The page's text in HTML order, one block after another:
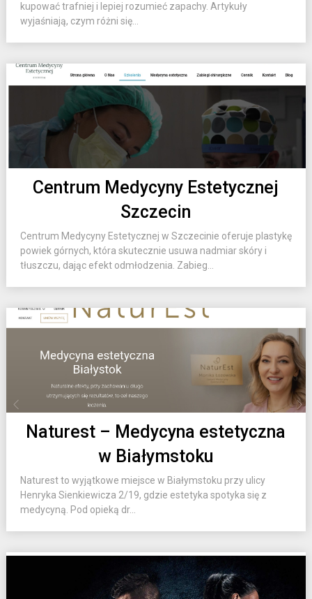
kupować trafniej i lepiej rozumieć zapachy. Artykuły
wyjaśniają, czym różni się...
Centrum Medycyny Estetycznej
Szczecin
Centrum Medycyny Estetycznej w Szczecinie oferuje plastykę
powiek górnych, która skutecznie usuwa nadmiar skóry i
tłuszczu, dając efekt odmłodzenia. Zabieg...
Naturest – Medycyna estetyczna
w Białymstoku
Naturest to wyjątkowe miejsce w Białymstoku przy ulicy
Henryka Sienkiewicza 2/19, gdzie estetyka spotyka się z
medycyną. Pod opieką dr...